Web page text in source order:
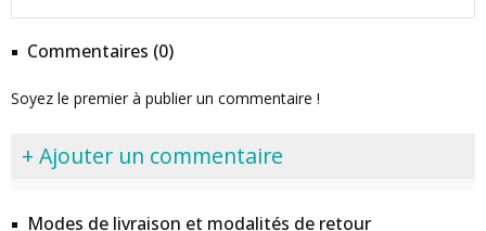
Commentaires (0)
Soyez le premier à publier un commentaire !
+ Ajouter un commentaire
Modes de livraison et modalités de retour